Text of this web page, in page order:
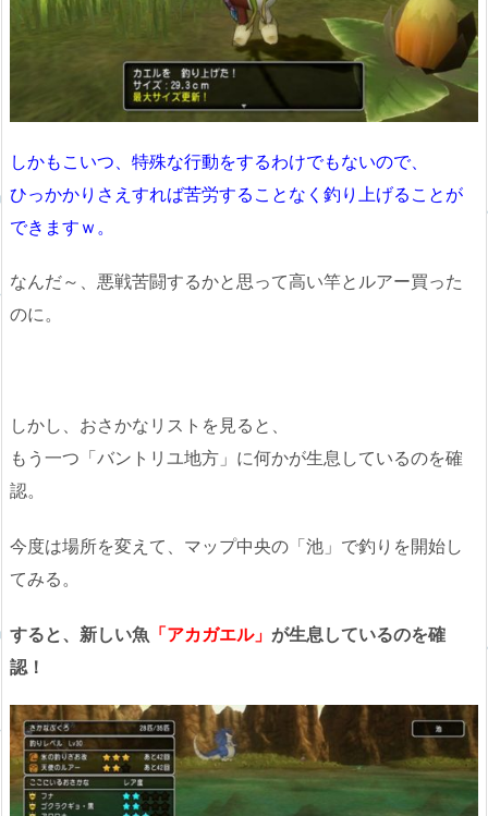
しかもこいつ、特殊な行動をするわけでもないので、
ひっかかりさえすれば苦労することなく釣り上げることが
できますｗ。
なんだ～、悪戦苦闘するかと思って高い竿とルアー買った
のに。
しかし、おさかなリストを見ると、
もう一つ「バントリユ地方」に何かが生息しているのを確
認。
今度は場所を変えて、マップ中央の「池」で釣りを開始し
てみる。
すると、新しい魚 「アカガエル」 が生息しているのを確
認！